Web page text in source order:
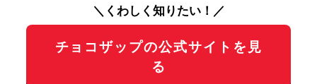
＼くわしく知りたい！／
チョコザップの公式サイトを見
る